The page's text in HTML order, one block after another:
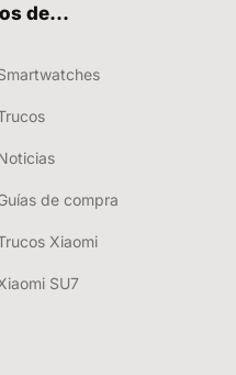
de...
de compra
Xiaomi
SU7